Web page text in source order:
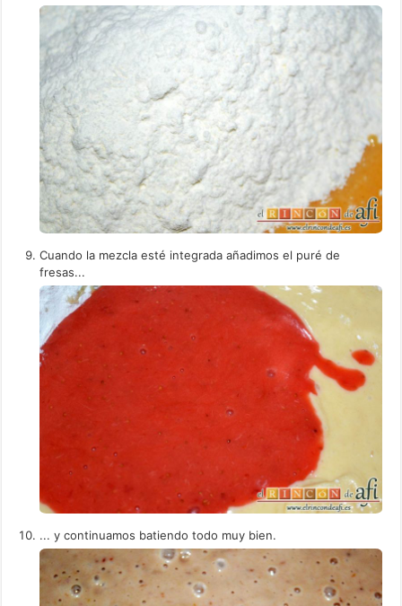
Cuando la mezcla esté integrada añadimos el puré de
fresas...
... y continuamos batiendo todo muy bien.